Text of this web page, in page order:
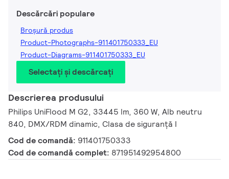
Descărcări populare
Broșură produs
Product-Photographs-911401750333_EU
Product-Diagrams-911401750333_EU
Selectați și descărcați
Descrierea produsului
Philips UniFlood M G2, 33445 lm, 360 W, Alb neutru
840, DMX/RDM dinamic, Clasa de siguranță I
Cod de comandă: 911401750333
Cod de comandă complet: 871951492954800